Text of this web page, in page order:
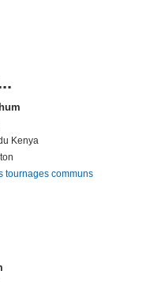
Kenya
tournages communs